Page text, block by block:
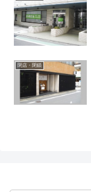
閉店・閉鎖